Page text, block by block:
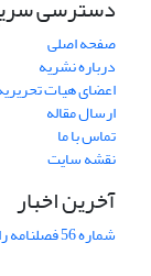
دسترسی
صفحه اصلی
درباره نشریه
اعضای هیات
ارسال مقاله
تماس با ما
نقشه سایت
آخرین اخبار
شماره 56 فصلنامه راهبرد فرهنگ منتشر شد